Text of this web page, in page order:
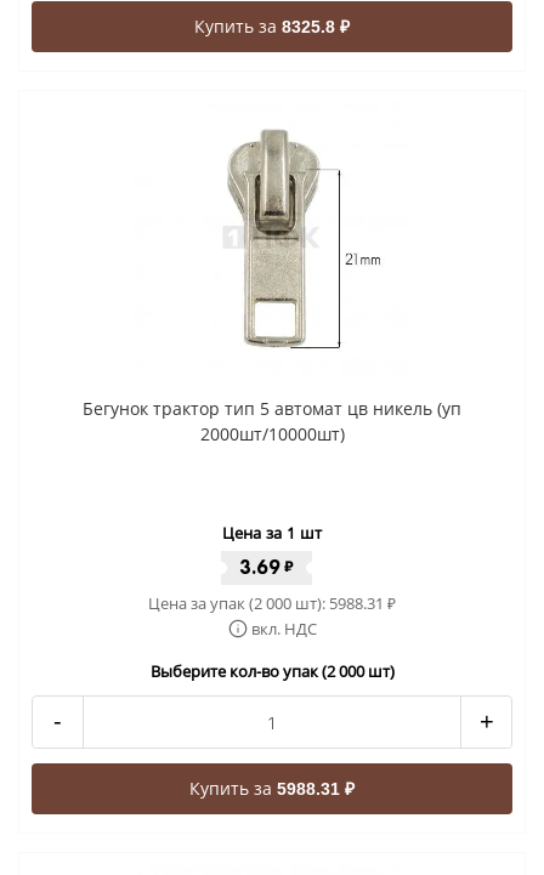
Купить за 8325.8 ₽
Бегунок трактор тип 5 автомат цв никель (уп
2000шт/10000шт)
Цена за 1 шт
3.69 ₽
Цена за упак (2 000 шт): 5988.31 ₽
вкл. НДС
Выберите кол-во упак (2 000 шт)
- +
Купить за 5988.31 ₽